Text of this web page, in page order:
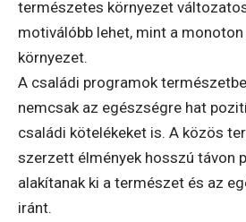
természetes környezet
motiválóbb lehet, mint a
környezet.
A családi programok
nemcsak az egészségre hat
családi kötelékeket is. A közös
szerzett élmények hosszú távon
alakítanak ki a természet és az
iránt.